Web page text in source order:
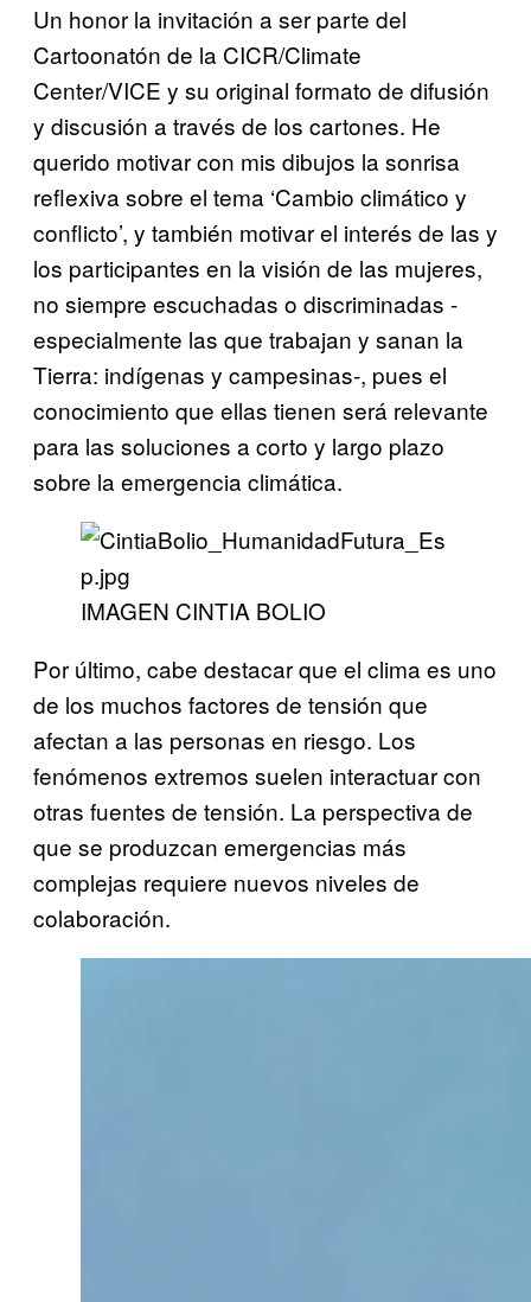
Un honor la invitación a ser parte del
Cartoonatón de la CICR/Climate
Center/VICE y su original formato de difusión
y discusión a través de los cartones. He
querido motivar con mis dibujos la sonrisa
reflexiva sobre el tema ‘Cambio climático y
conflicto’, y también motivar el interés de las y
los participantes en la visión de las mujeres,
no siempre escuchadas o discriminadas -
especialmente las que trabajan y sanan la
Tierra: indígenas y campesinas-, pues el
conocimiento que ellas tienen será relevante
para las soluciones a corto y largo plazo
sobre la emergencia climática.
IMAGEN CINTIA BOLIO
Por último, cabe destacar que el clima es uno
de los muchos factores de tensión que
afectan a las personas en riesgo. Los
fenómenos extremos suelen interactuar con
otras fuentes de tensión. La perspectiva de
que se produzcan emergencias más
complejas requiere nuevos niveles de
colaboración.